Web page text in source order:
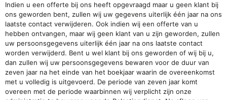
Indien u een offerte bij ons heeft opgevraagd maar u geen klant bij
ons geworden bent, zullen wij uw gegevens uiterlijk één jaar na ons
laatste contact verwijderen. Ook indien wij een offerte van u
hebben ontvangen, maar wij geen klant van u zijn geworden, zullen
uw persoonsgegevens uiterlijk één jaar na ons laatste contact
worden verwijderd. Bent u wel klant bij ons geworden of wij bij u,
dan zullen wij uw persoonsgegevens bewaren voor de duur van
zeven jaar na het einde van het boekjaar waarin de overeenkomst
met u volledig is uitgevoerd. De periode van zeven jaar komt
overeen met de periode waarbinnen wij verplicht zijn onze